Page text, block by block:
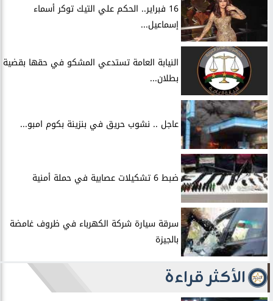
16 فبراير.. الحكم علي التيك توكر أسماء
إسماعيل...
النيابة العامة تستدعي المشكو في حقها بقضية
بطلان...
عاجل .. نشوب حريق في بنزينة بكوم امبو...
ضبط 6 تشكيلات عصابية في حملة أمنية
سرقة سيارة شركة الكهرباء في ظروف غامضة
بالجيزة
الأكثر قراءة